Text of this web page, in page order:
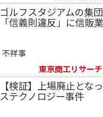
ゴルフスタジアムの集団
「信義則違反」に信販
不祥事
東京商工リサーチ
【検証】上場廃止とな
ステクノロジー事件